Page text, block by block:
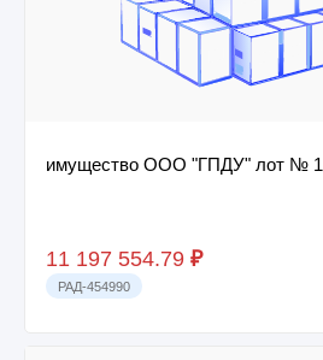
имущество ООО "ГПДУ" лот № 1
11 197 554.79 ₽
РАД-454990